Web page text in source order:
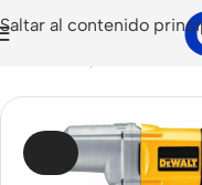
Saltar al contenido